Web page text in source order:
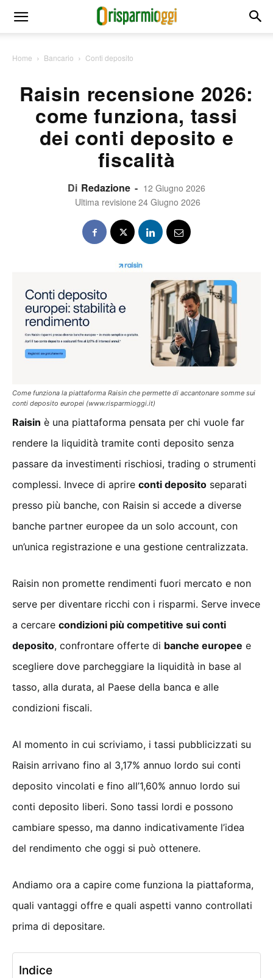
Home Bancario Conti deposito
Raisin recensione 2026:
come funziona, tassi
dei conti deposito e
fiscalità
Di Redazione - 12 Giugno 2026
Ultima revisione 24 Giugno 2026
Come funziona la piattaforma Raisin che permette di accantonare somme sui
conti deposito europei (www.risparmioggi.it)
Raisin è una piattaforma pensata per chi vuole far
rendere la liquidità tramite conti deposito senza
passare da investimenti rischiosi, trading o strumenti
complessi. Invece di aprire conti deposito separati
presso più banche, con Raisin si accede a diverse
banche partner europee da un solo account, con
un’unica registrazione e una gestione centralizzata.
Raisin non promette rendimenti fuori mercato e non
serve per diventare ricchi con i risparmi. Serve invece
a cercare condizioni più competitive sui conti
deposito, confrontare offerte di banche europee e
scegliere dove parcheggiare la liquidità in base al
tasso, alla durata, al Paese della banca e alle
condizioni fiscali.
Al momento in cui scriviamo, i tassi pubblicizzati su
Raisin arrivano fino al 3,17% annuo lordo sui conti
deposito vincolati e fino all’1,60% annuo lordo sui
conti deposito liberi. Sono tassi lordi e possono
cambiare spesso, ma danno indicativamente l’idea
del rendimento che oggi si può ottenere.
Andiamo ora a capire come funziona la piattaforma,
quali vantaggi offre e quali aspetti vanno controllati
prima di depositare.
Indice